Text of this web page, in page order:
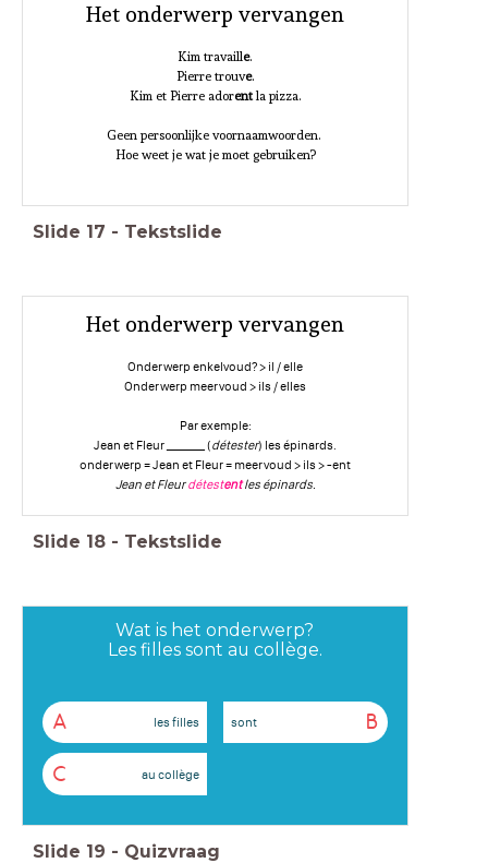
Het onderwerp vervangen
Kim travaille.
Pierre trouve.
Kim et Pierre adorentla pizza.
Geen persoonlijke voornaamwoorden.
Hoe weet je wat je moet gebruiken?
Slide 17 - Tekstslide
Het onderwerp vervangen
Onderwerp enkelvoud? > il / elle
Onderwerp meervoud > ils / elles
Par exemple:
Jean et Fleur _______ (détester) les épinards.
onderwerp = Jean et Fleur = meervoud > ils > -ent
Jean et Fleurdétestentles épinards.
Slide 18 - Tekstslide
Wat is het onderwerp?
Les filles sont au collège.
A les filles B
sont
C au collège
Slide 19 - Quizvraag